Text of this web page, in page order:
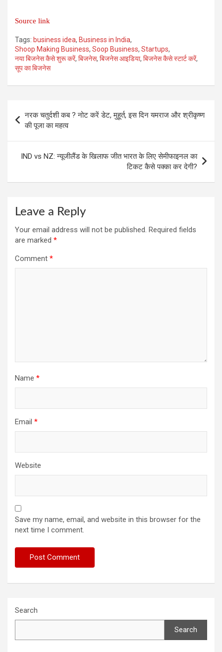
Source link
Tags: business idea, Business in India,
Shoop Making Business, Soop Business, Startups,
नया बिजनेस कैसे शुरू करें, बिजनेस, बिजनेस आइडिया, बिजनेस कैसे स्टार्ट करें,
सूप का बिजनेस
navigation
नरक चतुर्दशी कब ? नोट करें डेट, मुहूर्त, इस दिन यमराज और श्रीकृष्ण
की पूजा का महत्व
IND vs NZ: न्यूजीलैंड के खिलाफ जीत भारत के लिए सेमीफाइनल का
टिकट कैसे पक्का कर देगी?
Leave a Reply
Your email address will not be published. Required fields
are marked *
Comment *
Name *
Email *
Website
Save my name, email, and website in this browser for the
next time I comment.
Search
Search